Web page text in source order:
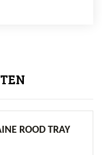
ROOD TRAY